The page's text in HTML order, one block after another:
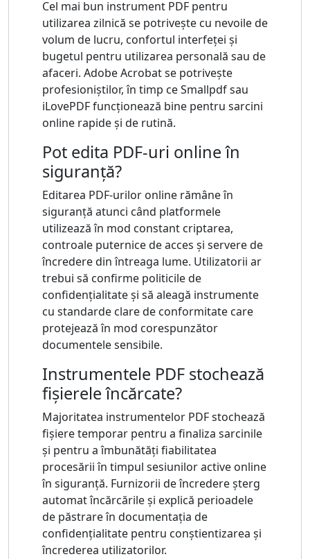
Cel mai bun instrument PDF pentru
utilizarea zilnică se potrivește cu nevoile de
volum de lucru, confortul interfeței și
bugetul pentru utilizarea personală sau de
afaceri. Adobe Acrobat se potrivește
profesioniștilor, în timp ce Smallpdf sau
iLovePDF funcționează bine pentru sarcini
online rapide și de rutină.
Pot edita PDF-uri online în
siguranță?
Editarea PDF-urilor online rămâne în
siguranță atunci când platformele
utilizează în mod constant criptarea,
controale puternice de acces și servere de
încredere din întreaga lume. Utilizatorii ar
trebui să confirme politicile de
confidențialitate și să aleagă instrumente
cu standarde clare de conformitate care
protejează în mod corespunzător
documentele sensibile.
Instrumentele PDF stochează
fișierele încărcate?
Majoritatea instrumentelor PDF stochează
fișiere temporar pentru a finaliza sarcinile
și pentru a îmbunătăți fiabilitatea
procesării în timpul sesiunilor active online
în siguranță. Furnizorii de încredere șterg
automat încărcările și explică perioadele
de păstrare în documentația de
confidențialitate pentru conștientizarea și
încrederea utilizatorilor.